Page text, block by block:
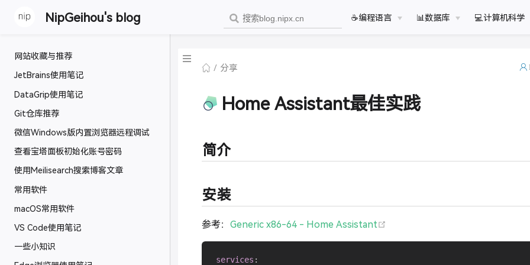
NipGeihou's blog ☕️编程语言 📊数据库 💻计算机科学
网站收藏与推荐
JetBrains使用笔记
DataGrip使用笔记
Git仓库推荐
微信Windows版内置浏览器远程调试
查看宝塔面板初始化账号密码
使用Meilisearch搜索博客文章
常用软件
macOS常用软件
VS Code使用笔记
一些小知识
分享
Home Assistant最佳实践
简介
安装
参考： Generic x86-64 - Home Assistant
services :